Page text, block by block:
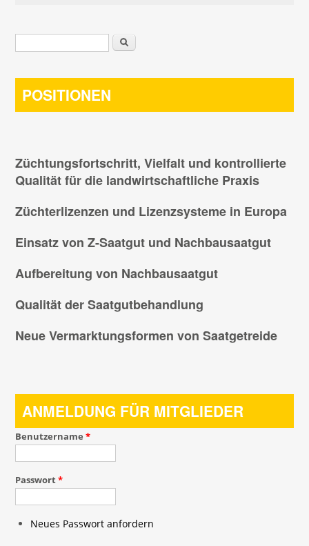
Suchformular Suche
POSITIONEN
Züchtungsfortschritt, Vielfalt und kontrollierte
Qualität für die landwirtschaftliche Praxis
Züchterlizenzen und Lizenzsysteme in Europa
Einsatz von Z-Saatgut und Nachbausaatgut
Aufbereitung von Nachbausaatgut
Qualität der Saatgutbehandlung
Neue Vermarktungsformen von Saatgetreide
ANMELDUNG FÜR MITGLIEDER
Benutzername*
Passwort*
Neues Passwort anfordern